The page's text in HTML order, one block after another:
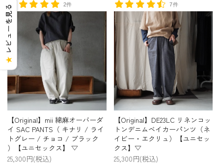
2件 7件
【Original】mii 綿麻オーバーダ
イ SAC PANTS（ キナリ / ライ
トグレー / チョコ / ブラック
）【ユニセックス】 ▽
25,300円(税込)
【Original】DE23LC リネンコッ
トンデニムベイカーパンツ（ネ
イビー・エクリュ）【ユニセッ
クス】▽
25,300円(税込)
★
レビューを見る